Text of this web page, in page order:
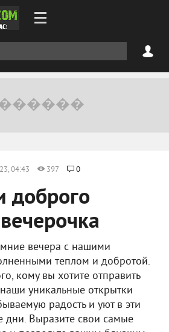
04:43 397 0
доброго
вечера с нашими
теплом и добротой.
кому вы хотите отправить
уникальные открытки
радость и уют в эти
дни. Выразите свои самые